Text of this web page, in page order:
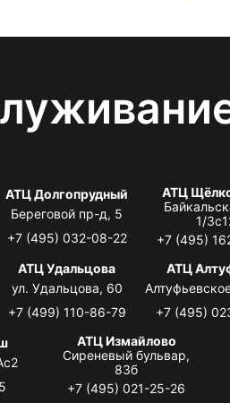
АТЦ Долгопрудный
Береговой пр-д, 5
+7 (495) 032-08-22
АТЦ
1/
+7 (495)
АТЦ Удальцова
ул. Удальцова, 60
+7 (499) 110-86-79
АТЦ
+7 (495)
АТЦ Измайлово
Сиреневый бульвар,
83б
+7 (495) 021-25-26